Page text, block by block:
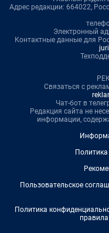
Адрес редакции: 664022,
Электронный
Контактные данные для
Связаться с
Чат-бот в
Редакция сайта не
информации,
Пользовательское
Политика